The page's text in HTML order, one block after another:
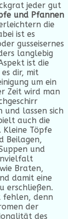
jeder gut
und Pfannen
die
ist es
gusseisernes
langlebig
ist die
dir, mit
um ein
Zeit wird man
und lassen sich
auch die
Kleine Töpfe
Beilagen,
und
Braten,
damit eine
erschließen.
fehlen, denn
der
des